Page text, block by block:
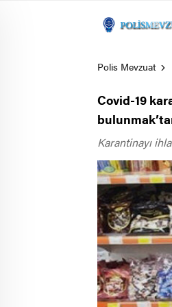
Polis Mevzuat
Covid-19
Karantinayı